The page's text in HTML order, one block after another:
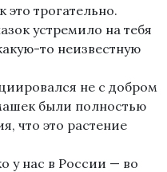
трогательно.
устремило на тебя
то неизвестную
не с добром
были полностью
что это растение
у нас в России — во